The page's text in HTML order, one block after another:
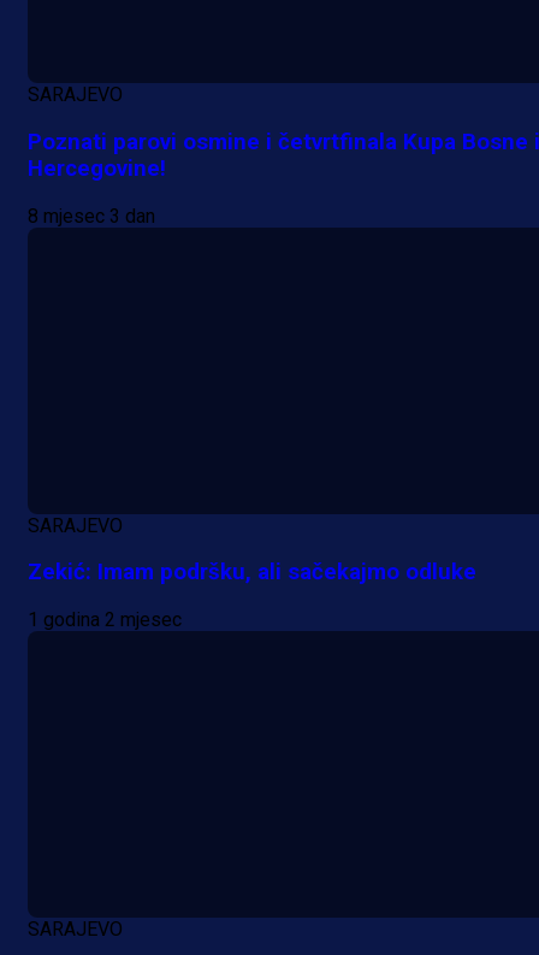
21 h 9 min
SARAJEVO
Poznati parovi osmine i četvrtfinala Kupa Bosne i
Hercegovine!
8 mjesec 3 dan
SARAJEVO
Zekić: Imam podršku, ali sačekajmo odluke
1 godina 2 mjesec
SARAJEVO